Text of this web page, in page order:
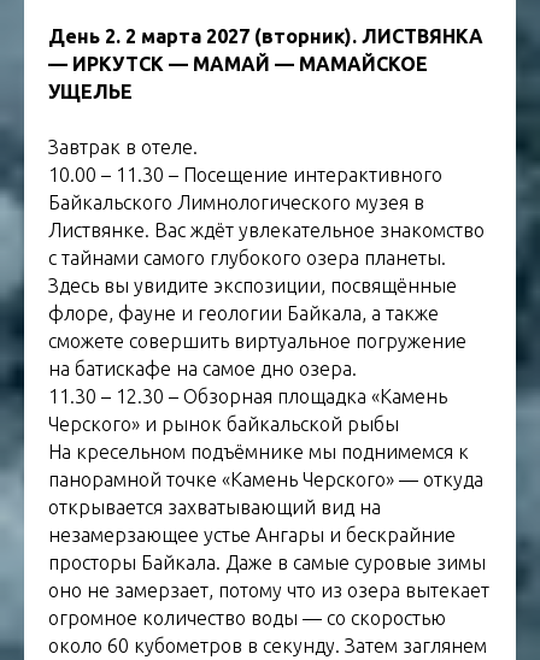
День 2. 2 марта 2027 (вторник). ЛИСТВЯНКА
— ИРКУТСК — МАМАЙ — МАМАЙСКОЕ
УЩЕЛЬЕ
Завтрак в отеле.
10.00 – 11.30 – Посещение интерактивного
Байкальского Лимнологического музея в
Листвянке. Вас ждёт увлекательное знакомство
с тайнами самого глубокого озера планеты.
Здесь вы увидите экспозиции, посвящённые
флоре, фауне и геологии Байкала, а также
сможете совершить виртуальное погружение
на батискафе на самое дно озера.
11.30 – 12.30 – Обзорная площадка «Камень
Черского» и рынок байкальской рыбы
На кресельном подъёмнике мы поднимемся к
панорамной точке «Камень Черского» — откуда
открывается захватывающий вид на
незамерзающее устье Ангары и бескрайние
просторы Байкала. Даже в самые суровые зимы
оно не замерзает, потому что из озера вытекает
огромное количество воды — со скоростью
около 60 кубометров в секунду. Затем заглянем